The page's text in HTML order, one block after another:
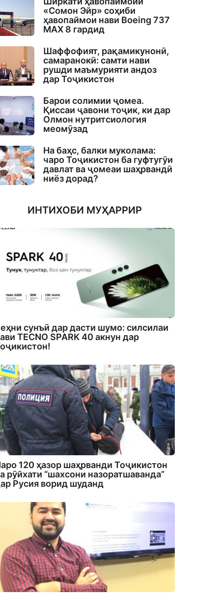
«Сомон Эйр» соҳиби
ҳавопаймои нави Boeing 737
MAX 8 гардид
Шаффофият, рақамикунонӣ,
самаранокӣ: самти нави
рушди маъмурияти андоз
дар Тоҷикистон
Барои солимии ҷомеа.
Қиссаи ҷавони тоҷик, ки дар
Олмон нутритсиология
меомӯзад
На баҳс, балки муколама:
чаро Тоҷикистон ба гуфтугӯи
давлат ва ҷомеаи шаҳрвандӣ
ниёз дорад?
ИНТИХОБИ МУҲАРРИР
сунъӣ дар дасти шумо: силсилаи
TECNO SPARK 40 акнун дар
120 ҳазор шаҳрванди Тоҷикистон
рӯйхати “шахсони назоратшаванда”
Русия ворид шуданд